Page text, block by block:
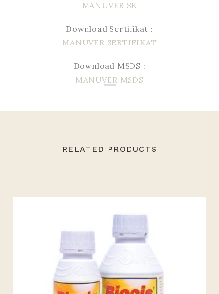
MANUVER SK
Download Sertifikat :
MANUVER SERTIFIKAT
Download MSDS :
MANUVER MSDS
RELATED PRODUCTS